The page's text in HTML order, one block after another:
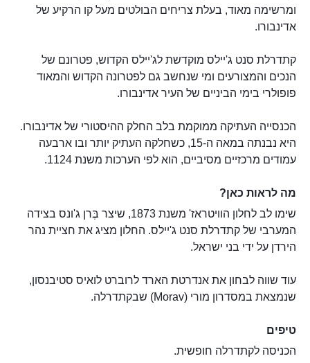
ומרשימה מאוד, בעלת צריחים הבולטים מעל קו הרקיע של
אדינבורו.
קתדרלת סנט ג'יילס מוקדשת לג'יילס הקדוש, פטרונם של
הנכים והמצורעים ומי שנחשב גם לפטרונה הקדוש והמאוד
פופולרי בימי הביניים של העיר אדינבורו.
הכנסייה העתיקה ממוקמת בלב החלק ההיסטורי של אדינבורו.
היא נבנתה במאה ה-15, כשחלקה העתיק יותר ובו ארבעה
עמודים מרכזיים מסיביים, הוא לפי הערכות משנת 1124.
מה לראות כאן?
שימו לב לחלון הוויטראז' משנת 1873, שיצר בֶּרן ג'ונס בצידה
המערבי של קתדרלת סנט ג'יילס. החלון מציג את חציית נהר
הירדן על ידי בני ישראל.
עוד שווה לבחון את אנדרטת הארד לרוברט לואיס סטיבנסון,
שנמצאת במסדרון מורי (Morav) שבקתדרלה.
טיפים
הכניסה לקתדרלה חופשית.